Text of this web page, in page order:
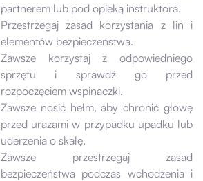
partnerem lub pod opieką instruktora.
Przestrzegaj zasad korzystania z lin i
elementów bezpieczeństwa.
Zawsze korzystaj z odpowiedniego
sprzętu i sprawdź go przed
rozpoczęciem wspinaczki.
Zawsze nosić hełm, aby chronić głowę
przed urazami w przypadku upadku lub
uderzenia o skałę.
Zawsze przestrzegaj zasad
bezpieczeństwa podczas wchodzenia i